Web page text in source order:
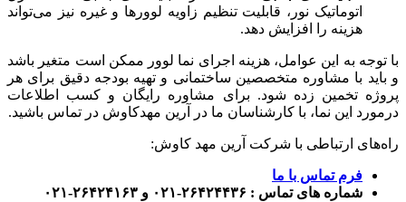
اتوماتیک نور، قابلیت تنظیم زاویه لوورها و غیره نیز می‌تواند
هزینه را افزایش دهد.
با توجه به این عوامل، هزینه اجرای نما لوور ممکن است متغیر باشد
و باید با مشاوره متخصصین ساختمانی و تهیه بودجه دقیق برای هر
پروژه تخمین زده شود. برای مشاوره رایگان و کسب اطلاعات
درمورد این نما، با کارشناسان ما در آرین مهدکاوش در تماس باشید.
راه‌های ارتباطی با شرکت آرین مهد کاوش:
فرم تماس با ما
شماره های تماس : ۲۶۴۲۴۴۳۶-۰۲۱ و ۲۶۴۲۴۱۶۳-۰۲۱